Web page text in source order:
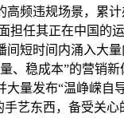
频违规场景，累
担任其正在中国的
短时间内涌入大
、稳成本”的营销
量发布“温峥嵘自
艺东西，备受关心